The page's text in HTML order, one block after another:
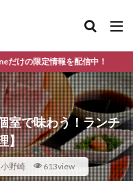
！
室で味わう！ランチ
】
小野崎 613view